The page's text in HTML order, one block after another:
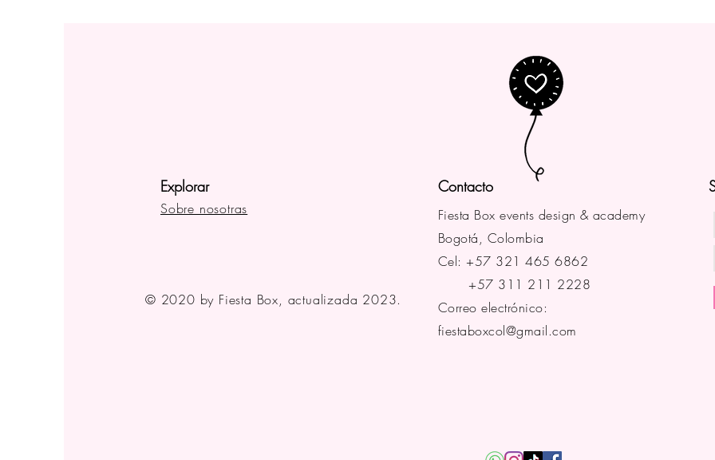
Explorar
Sobre nosotras
Contacto
Fiesta Box events design & academy
Bogotá, Colombia
Cel: +57 321 465 6862
+57 311 211 2228
Correo electrónico:
fiestaboxcol@gmail.com
© 2020 by Fiesta Box, actualizada 2023.